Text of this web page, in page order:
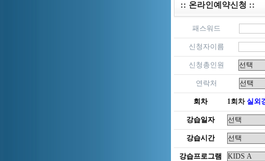
:: 온라인예약신청 ::
패스워드
신청자이름
신청총인원
연락처
회차 1회차실외
강습일자
강습시간
강습프로그램